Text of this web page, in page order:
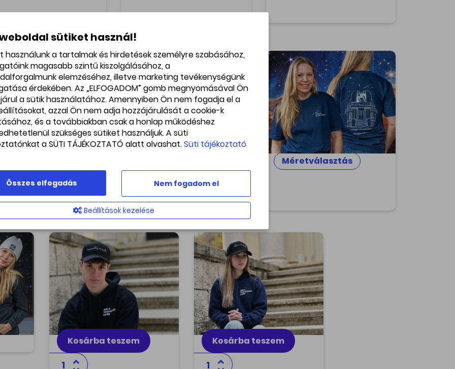
pulcsi
kapucnis pulóver -
tervezés, magas
Támogasd a
viseld magadon
a Svábhegyi
fekete
Kapucnis pulcsi kék
Bebújós kapucnis pulóver -
Egyedi tervezés, magas
minőség! Támogasd a
tudományt, viseld magadon
büszkén a Svábhegyi
Csillagvizsgáló kék kapucnisát!
Méretválasztás
Budapest kupolás
póló
Budapest kupolás póló Egyedi
tervezés, magas minőség!
Támogasd a tudományt, viseld
magadon büszkén a Svábhegyi
Csillagvizsgáló legújabb
modelljét!
Méretválasztás
Stay
Baseball sapi -
Casually smart
Hello smartie! Egyedi tervezés,
magas minőség! Támogasd a
tudományt, viseld magadon
büszkén a Svábhegyi
Csillagvizsgáló 'Casually smart'
modelljét!
7 500 Ft
Kosárba teszem
Baseball sapi - Star
baby
Born to be a star! Egyedi
tervezés, magas minőség!
Támogasd a tudományt, viseld
magadon büszkén a Svábhegyi
Csillagvizsgáló 'Star baby'
modelljét!
7 500 Ft
Kosárba teszem
weboldal sütiket használ!
használunk a tartalmak és hirdetések személyre szabásához,
magasabb szintű kiszolgálásához, a
elemzéséhez, illetve marketing tevékenységünk
érdekében. Az „ELFOGADOM” gomb megnyomásával Ön
a sütik használatához. Amennyiben Ön nem fogadja el a
azzal Ön nem adja hozzájárulását a cookie-k
és a továbbiakban csak a honlap működéshez
szükséges sütiket használjuk. A süti
a SÜTI TÁJÉKOZTATÓ alatt olvashat.Süti tájékoztató
Összes elfogadás Nem fogadom el
Beállítások kezelése